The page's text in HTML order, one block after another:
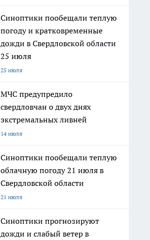
Синоптики пообещали теплую
погоду и кратковременные
дожди в Свердловской области
25 июля
25 июля
МЧС предупредило
свердловчан о двух днях
экстремальных ливней
14 июля
Синоптики пообещали теплую
облачную погоду 21 июля в
Свердловской области
21 июля
Синоптики прогнозируют
дожди и слабый ветер в